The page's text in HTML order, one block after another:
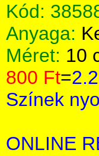
Kód:
Anyaga:
Méret: 10
800 Ft=
Színek
ONLINE